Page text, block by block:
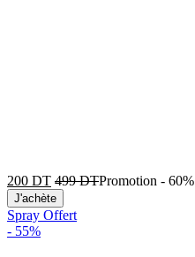
200 DT 499DTPromotion - 60%
J'achète
Spray Offert
- 55%